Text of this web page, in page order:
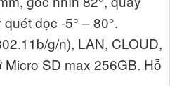
dọc -5° – 80°.
g/n), LAN, CLOUD,
SD max 256GB. Hỗ